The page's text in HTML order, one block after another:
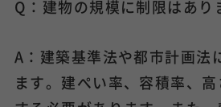
Q：建物の規模に制限はあり
A：建築基準法や都市計画法
ます。建ぺい率、容積率、